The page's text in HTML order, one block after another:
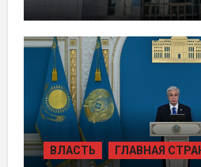
ЖАМБЫЛЬСКОЙ
ТЫСЯЧ ЖИТЕЛЕЙ
ГАЗОМ ЗА СЧЁТ
АКТИВОВ
ВЛАСТЬ ГЛАВНАЯ